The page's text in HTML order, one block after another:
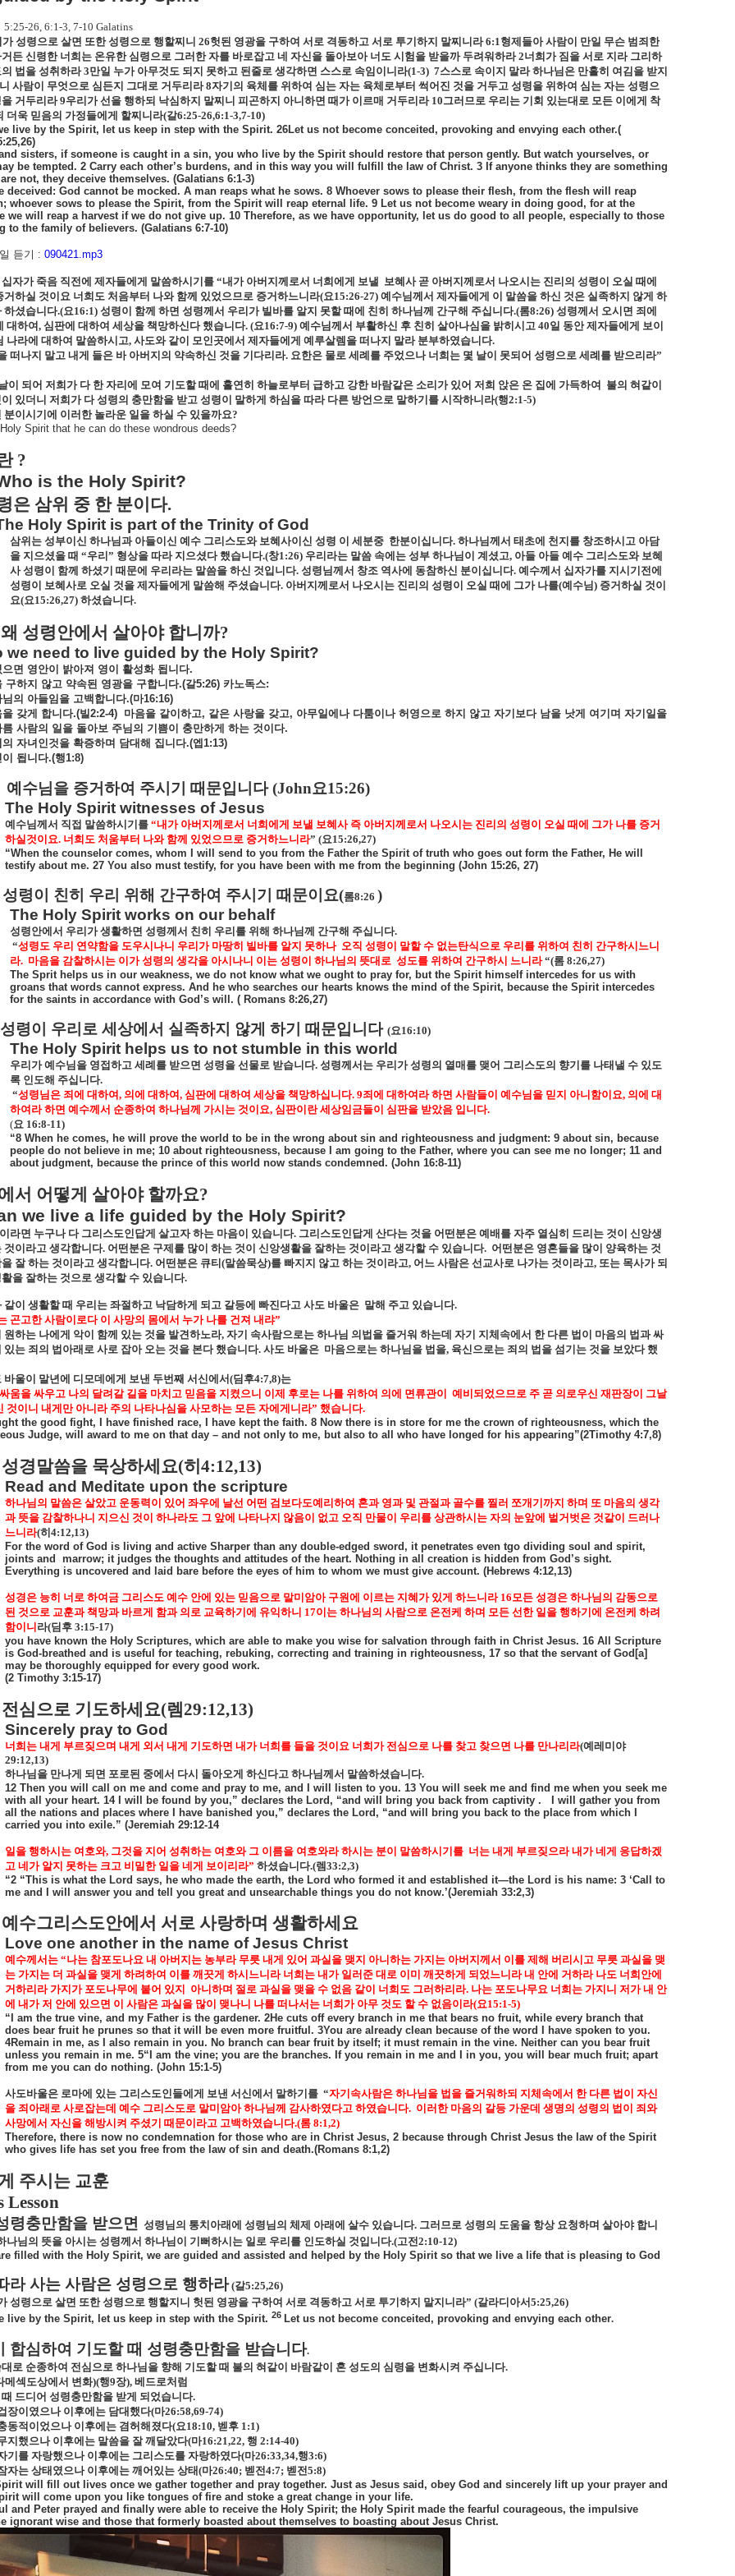
5:25-26, 6:1-3, 7-10 Galatins
성령으로 살면 또한 성령으로 행할찌니 26헛된 영광을 구하여 서로 격동하고 서로 투기하지 말찌니라6:1형제들아 사람이 만일 무슨 범죄한
든 신령한 너희는 온유한 심령으로 그러한 자를 바로잡고 네 자신을 돌아보아 너도 시험을 받을까 두려워하라2너희가 짐을 서로 지라 그리하
법을 성취하라3만일 누가 아무것도 되지 못하고 된줄로 생각하면 스스로 속임이니라(1-3) 7스스로 속이지 말라 하나님은 만홀히 여김을 받지
사람이 무엇으로 심든지 그대로 거두리라8자기의 육체를 위하여 심는 자는 육체로부터 썩어진 것을 거두고 성령을 위하여 심는 자는 성령으
거두리라9우리가 선을 행하되 낙심하지 말찌니 피곤하지 아니하면 때가 이르매 거두리라10그러므로 우리는 기회 있는대로 모든 이에게 착
더욱 믿음의 가정들에게 할찌니라(갈6:25-26,6:1-3,7-10)
live by the Spirit, let us keep in step with the Spirit. 26Let us not become conceited, provoking and envying each other.(
sisters, if someone is caught in a sin, you who live by the Spirit should restore that person gently. But watch yourselves, or
be tempted. 2 Carry each other’s burdens, and in this way you will fulfill the law of Christ. 3 If anyone thinks they are something
not, they deceive themselves. (Galatians 6:1-3)
deceived: God cannot be mocked. A man reaps what he sows. 8 Whoever sows to please their flesh, from the flesh will reap
whoever sows to please the Spirit, from the Spirit will reap eternal life. 9 Let us not become weary in doing good, for at the
we will reap a harvest if we do not give up. 10 Therefore, as we have opportunity, let us do good to all people, especially to those
to the family of believers. (Galatians 6:7-10)
듣기 : 090421.mp3
자가 죽음 직전에 제자들에게 말씀하시기를 “내가 아버지께로서 너희에게 보낼 보혜사 곧 아버지께로서 나오시는 진리의 성령이 오실 때에
거하실 것이요 너희도 처음부터 나와 함께 있었으므로 증거하느니라(요15:26-27) 예수님께서 제자들에게 이 말씀을 하신 것은 실족하지 않게 하
하셨습니다.(요16:1) 성령이 함께 하면 성령께서 우리가 빌바를 알지 못할 때에 친히 하나님께 간구해 주십니다.(롬8:26) 성령께서 오시면 죄에
대하여 , 심판에 대하여 세상을 책망하신다 했습니다. (요16:7-9) 예수님께서 부활하신 후 친히 살아나심을 밝히시고 40일 동안 제자들에게 보이
나라에 대하여 말씀하시고, 사도와 같이 모인곳에서 제자들에게 예루살렘을 떠나지 말라 분부하였습니다.
떠나지 말고 내게 들은 바 아버지의 약속하신 것을 기다리라. 요한은 물로 세례를 주었으나 너희는 몇 날이 못되어 성령으로 세례를 받으리라”
이 되어 저희가 다 한 자리에 모여 기도할 때에 홀연히 하늘로부터 급하고 강한 바람같은 소리가 있어 저희 앉은 온 집에 가득하여
불의 혀같이
있더니 저희가 다 성령의 충만함을 받고 성령이 말하게 하심을 따라 다른 방언으로 말하기를 시작하니라(행2:1-5)
분이시기에 이러한 놀라운 일을 하실 수 있을까요?
Spirit that he can do these wondrous deeds?
?
is the Holy Spirit?
은 삼위 중 한 분이다.
Holy Spirit is part of the Trinity of God
삼위는 성부이신 하나님과 아들이신 예수 그리스도와 보혜사이신 성령 이 세분중 한분이십니다. 하나님께서 태초에 천지를 창조하시고 아담
을 지으셨을 때 “우리” 형상을 따라 지으셨다 했습니다.(창1:26) 우리라는 말씀 속에는 성부 하나님이 계셨고, 아들 아들 예수 그리스도와 보혜
사 성령이 함께 하셨기 때문에 우리라는 말씀을 하신 것입니다. 성령님께서 창조 역사에 동참하신 분이십니다. 예수께서 십자가를 지시기전에
성령이 보혜사로 오실 것을 제자들에게 말씀해 주셨습니다. 아버지께로서 나오시는 진리의 성령이 오실 때에 그가 나를(예수님 ) 증거하실 것이
요(요15:26,27) 하셨습니다.
성령안에서 살아야 합니까?
we need to live guided by the Holy Spirit?
으면 영안이 밝아져 영이 활성화 됩니다.
구하지 않고 약속된 영광을 구합니다.(갈5:26) 카노독스:
의 아들임을 고백합니다.(마16:16)
을 갖게 합니다.(빌2:2-4) 마음을 같이하고, 같은 사랑을 갖고, 아무일에나 다툼이나 허영으로 하지 않고 자기보다 남을 낫게 여기며 자기일을
름 사람의 일을 돌아보 주님의 기쁨이 충만하게 하는 것이다.
자녀인것을 확증하며 담대해 집니다.(엡1:13)
됩니다.(행1:8)
예수님을 증거하여 주시기 때문입니다(John요15:26)
The Holy Spirit witnesses of Jesus
예수님께서 직접 말씀하시기를 “내가 아버지께로서 너희에게 보낼 보혜사 즉 아버지께로서 나오시는 진리의 성령이 오실 때에 그가 나를 증거
하실것이요. 너희도 처움부터 나와 함께 있었으므로 증거하느니라” (요15:26,27)
“When the counselor comes, whom I will send to you from the Father the Spirit of truth who goes out form the Father, He will
testify about me. 27 You also must testify, for you have been with me from the beginning (John 15:26, 27)
성령이 친히 우리 위해 간구하여 주시기 때문이요(롬8:26 )
The Holy Spirit works on our behalf
성령안에서 우리가 생활하면 성령께서 친히 우리를 위해 하나님께 간구해 주십니다.
“성령도 우리 연약함을 도우시나니 우리가 마땅히 빌바를 알지 못하나 오직 성령이 말할 수 없는탄식으로 우리를 위하여 친히 간구하시느니
라. 마음을 감찰하시는 이가 성령의 생각을 아시나니 이는 성령이 하나님의 뜻대로 성도를 위하여 간구하시 느니라“(롬 8:26,27)
The Sprit helps us in our weakness, we do not know what we ought to pray for, but the Spirit himself intercedes for us with
groans that words cannot express. And he who searches our hearts knows the mind of the Spirit, because the Spirit intercedes
for the saints in accordance with God’s will. ( Romans 8:26,27)
성령이 우리로 세상에서 실족하지 않게 하기 때문입니다 (요16:10)
The Holy Spirit helps us to not stumble in this world
우리가 예수님을 영접하고 세례를 받으면 성령을 선물로 받습니다. 성령께서는 우리가 성령의 열매를 맺어 그리스도의 향기를 나태낼 수 있도
록 인도해 주십니다.
“성령님은 죄에 대하여 , 의에 대하여 , 심판에 대하여 세상을 책망하십니다. 9죄에 대하여라 하면 사람들이 예수님을 믿지 아니함이요, 의에 대
하여라 하면 예수께서 순종하여 하나님께 가시는 것이요, 심판이란 세상임금들이 심판을 받았음 입니다.
(요 16:8-11)
“8 When he comes, he will prove the world to be in the wrong about sin and righteousness and judgment: 9 about sin, because
people do not believe in me; 10 about righteousness, because I am going to the Father, where you can see me no longer; 11 and
about judgment, because the prince of this world now stands condemned. (John 16:8-11)
서 어떻게 살아야 할까요?
we live a life guided by the Holy Spirit?
라면 누구나 다 그리스도인답게 살고자 하는 마음이 있습니다. 그리스도인답게 산다는 것을 어떤분은 예배를 자주 열심히 드리는 것이 신앙생
것이라고 생각합니다. 어떤분은 구제를 많이 하는 것이 신앙생활을 잘하는 것이라고 생각할 수 있습니다. 어떤분은 영혼들을 많이 양육하는 것
잘 하는 것이라고 생각합니다. 어떤분은 큐티 (말씀묵상)를 빠지지 않고 하는 것이라고, 어느 사람은 선교사로 나가는 것이라고, 또는 목사가 되
을 잘하는 것으로 생각할 수 있습니다.
같이 생활할 때 우리는 좌절하고 낙담하게 되고 갈등에 빠진다고 사도 바울은 말해 주고 있습니다.
곤고한 사람이로다 이 사망의 몸에서 누가 나를 건져 내랴”
원하는 나에게 악이 함께 있는 것을 발견하노라, 자기 속사람으로는 하나님 의법을 즐거워 하는데 자기 지체속에서 한 다른 법이 마음의 법과 싸
있는 죄의 법아래로 사로 잡아 오는 것을 본다 했습니다. 사도 바울은 마음으로는 하나님을 법을, 육신으로는 죄의 법을 섬기는 것을 보았다 했
바울이 말년에 디모데에게 보낸 두번째 서신에서 (딤후4:7,8)는
움을 싸우고 나의 달려갈 길을 마치고 믿음을 지켰으니 이제 후로는 나를 위하여 의에 면류관이
예비되었으므로 주 곧 의로우신 재판장이 그날
것이니 내게만 아니라 주의 나타나심을 사모하는 모든 자에게니라” 했습니다.
the good fight, I have finished race, I have kept the faith. 8 Now there is in store for me the crown of righteousness, which the
Judge, will award to me on that day – and not only to me, but also to all who have longed for his appearing”(2Timothy 4:7,8)
성경말씀을 묵상하세요(히 4:12,13)
Read and Meditate upon the scripture
하나님의 말씀은 살았고 운동력이 있어 좌우에 날선 어떤 검보다도예리하여 혼과 영과 및 관절과 골수를 찔러 쪼개기까지 하며 또 마음의 생각
과 뜻을 감찰하나니 지으신 것이 하나라도 그 앞에 나타나지 않음이 없고 오직 만물이 우리를 상관하시는 자의 눈앞에 벌거벗은 것같이 드러나
느니라(히 4:12,13)
For the word of God is living and active Sharper than any double-edged sword, it penetrates even tgo dividing soul and spirit,
joints and
marrow; it judges the thoughts and attitudes of the heart. Nothing in all creation is hidden from God’s sight.
Everything is uncovered and laid bare before the eyes of him to whom we must give account. (Hebrews 4:12,13)
성경은 능히 너로 하여금 그리스도 예수 안에 있는 믿음으로 말미암아 구원에 이르는 지혜가 있게 하느니라16모든 성경은 하나님의 감동으로
된 것으로 교훈과 책망과 바르게 함과 의로 교육하기에 유익하니 17이는 하나님의 사람으로 온전케 하며 모든 선한 일을 행하기에 온전케 하려
함이니 라(딤후 3:15-17)
you have known the Holy Scriptures, which are able to make you wise for salvation through faith in Christ Jesus. 16 All Scripture
is God-breathed and is useful for teaching, rebuking, correcting and training in righteousness, 17 so that the servant of God[a]
may be thoroughly equipped for every good work.
(2 Timothy 3:15-17)
전심으로 기도하세요(렘29:12,13)
Sincerely pray to God
너희는 내게 부르짖으며 내게 외서 내게 기도하면 내가 너희를 들을 것이요 너희가 전심으로 나를 찾고 찾으면 나를 만나리라(예레미야
29:12,13)
하나님을 만나게 되면 포로된 중에서 다시 돌아오게 하신다고 하나님께서 말씀하셨습니다.
12 Then you will call on me and come and pray to me, and I will listen to you. 13 You will seek me and find me when you seek me
with all your heart. 14 I will be found by you,” declares the Lord, “and will bring you back from captivity .
I will gather you from
all the nations and places where I have banished you,” declares the Lord, “and will bring you back to the place from which I
carried you into exile.” (Jeremiah 29:12-14
일을 행하시는 여호와, 그것을 지어 성취하는 여호와 그 이름을 여호와라 하시는 분이 말씀하시기를 너는 내게 부르짖으라 내가 네게 응답하겠
고 네가 알지 못하는 크고 비밀한 일을 네게 보이리라” 하셨습니다.(렘33:2,3)
“2 “This is what the Lord says, he who made the earth, the Lord who formed it and established it—the Lord is his name: 3 ‘Call to
me and I will answer you and tell you great and unsearchable things you do not know.’(Jeremiah 33:2,3)
예수그리스도안에서 서로 사랑하며 생활하세요
Love one another in the name of Jesus Christ
예수께서는 “나는 참포도나요 내 아버지는 농부라 무릇 내게 있어 과실을 맺지 아니하는 가지는 아버지께서 이를 제해 버리시고 무릇 과실을 맺
는 가지는 더 과실을 맺게 하려하여 이를 깨끗게 하시느니라 너희는 내가 일러준 대로 이미 깨끗하게 되었느니라 내 안에 거하라 나도 너희안에
거하리라 가지가 포도나무에 붙어 있지
아니하며 절로 과실을 맺을 수 없음 같이 너희도 그러하리라. 나는 포도나무요 너희는 가지니 저가 내 안
에 내가 저 안에 있으면 이 사람은 과실을 많이 맺나니 나를 떠나서는 너희가 아무 것도 할 수 없음이라(요15:1-5)
“I am the true vine, and my Father is the gardener. 2He cuts off every branch in me that bears no fruit, while every branch that
does bear fruit he prunes so that it will be even more fruitful. 3You are already clean because of the word I have spoken to you.
4Remain in me, as I also remain in you. No branch can bear fruit by itself; it must remain in the vine. Neither can you bear fruit
unless you remain in me. 5“I am the vine; you are the branches. If you remain in me and I in you, you will bear much fruit; apart
from me you can do nothing. (John 15:1-5)
사도바울은 로마에 있는 그리스도인들에게 보낸 서신에서 말하기를 “자기속사람은 하나님을 법을 즐거워하되 지체속에서 한 다른 법이 자신
을 죄아래로 사로잡는데 예수 그리스도로 말미암아 하나님께 감사하였다고 하였습니다. 이러한 마음의 갈등 가운데 생명의 성령의 법이 죄와
사망에서 자신을 해방시켜 주셨기 때문이라고 고백하였습니다.(롬 8:1,2)
Therefore, there is now no condemnation for those who are in Christ Jesus, 2 because through Christ Jesus the law of the Spirit
who gives life has set you free from the law of sin and death.(Romans 8:1,2)
주시는 교훈
Lesson
령충만함을 받으면 성령님의 통치아래에 성령님의 체제 아래에 살수 있습니다. 그러므로 성령의 도움을 항상 요청하며 살아야 합니
나님의 뜻을 아시는 성령께서 하나님이 기뻐하시는 일로 우리를 인도하실 것입니다.(고전2:10-12)
filled with the Holy Spirit, we are guided and assisted and helped by the Holy Spirit so that we live a life that is pleasing to God
라 사는 사람은 성령으로 행하라 (갈5:25,26)
성령으로 살면 또한 성령으로 행할지니 헛된 영광을 구하여 서로 격동하고 서로 투기하지 말지니라” (갈라디아서 5:25,26)
live by the Spirit, let us keep in step with the Spirit. 26 Let us not become conceited, provoking and envying each other.
합심하여 기도할 때 성령충만함을 받습니다.
로 순종하여 전심으로 하나님을 향해 기도할 때 불의 혀같이 바람같이 혼 성도의 심령을 변화시켜 주십니다.
메섹도상에서 변화)(행9장), 베드로처럼
드디어 성령충만함을 받게 되었습니다.
장이였으나 이후에는 담대했다(마26:58,69-74)
동적이었으나 이후에는 겸허해졌다(요18:10, 벧후 1:1)
지했으나 이후에는 말씀을 잘 깨달았다(마16:21,22, 행 2:14-40)
기를 자랑했으나 이후에는 그리스도를 자랑하였다(마26:33,34,행3:6)
자는 상태였으나 이후에는 깨어있는 상태(마26:40; 벧전4:7; 벧전5:8)
will fill out lives once we gather together and pray together. Just as Jesus said, obey God and sincerely lift up your prayer and
will come upon you like tongues of fire and stoke a great change in your life.
and Peter prayed and finally were able to receive the Holy Spirit; the Holy Spirit made the fearful courageous, the impulsive
ignorant wise and those that formerly boasted about themselves to boasting about Jesus Christ.